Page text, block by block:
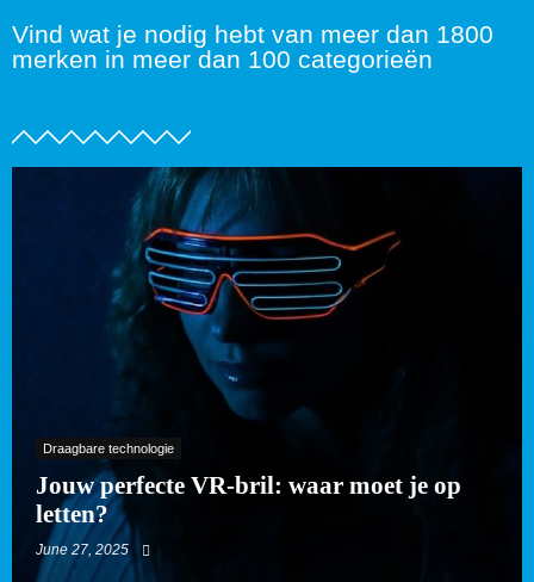
Vind wat je nodig hebt van meer dan 1800
merken in meer dan 100 categorieën
Draagbare technologie
Jouw perfecte VR-bril: waar moet je op
letten?
June 27, 2025